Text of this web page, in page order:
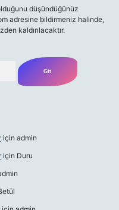
düşündüğünüz
adresine bildirmeniz halinde,
kaldırılacaktır.
için admin
için Duru